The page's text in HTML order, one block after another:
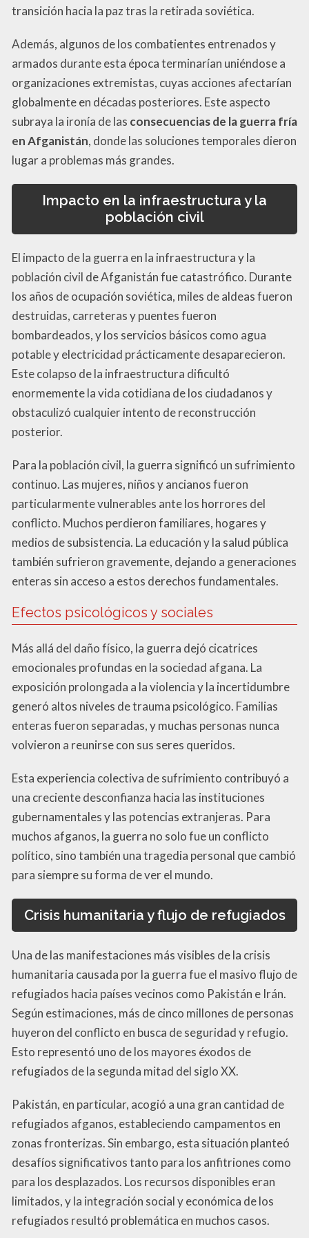
transición hacia la paz tras la retirada soviética.
Además, algunos de los combatientes entrenados y
armados durante esta época terminarían uniéndose a
organizaciones extremistas, cuyas acciones afectarían
globalmente en décadas posteriores. Este aspecto
subraya la ironía de las consecuencias de la guerra fría
en Afganistán, donde las soluciones temporales dieron
lugar a problemas más grandes.
Impacto en la infraestructura y la
población civil
El impacto de la guerra en la infraestructura y la
población civil de Afganistán fue catastrófico. Durante
los años de ocupación soviética, miles de aldeas fueron
destruidas, carreteras y puentes fueron
bombardeados, y los servicios básicos como agua
potable y electricidad prácticamente desaparecieron.
Este colapso de la infraestructura dificultó
enormemente la vida cotidiana de los ciudadanos y
obstaculizó cualquier intento de reconstrucción
posterior.
Para la población civil, la guerra significó un sufrimiento
continuo. Las mujeres, niños y ancianos fueron
particularmente vulnerables ante los horrores del
conflicto. Muchos perdieron familiares, hogares y
medios de subsistencia. La educación y la salud pública
también sufrieron gravemente, dejando a generaciones
enteras sin acceso a estos derechos fundamentales.
Efectos psicológicos y sociales
Más allá del daño físico, la guerra dejó cicatrices
emocionales profundas en la sociedad afgana. La
exposición prolongada a la violencia y la incertidumbre
generó altos niveles de trauma psicológico. Familias
enteras fueron separadas, y muchas personas nunca
volvieron a reunirse con sus seres queridos.
Esta experiencia colectiva de sufrimiento contribuyó a
una creciente desconfianza hacia las instituciones
gubernamentales y las potencias extranjeras. Para
muchos afganos, la guerra no solo fue un conflicto
político, sino también una tragedia personal que cambió
para siempre su forma de ver el mundo.
Crisis humanitaria y flujo de refugiados
Una de las manifestaciones más visibles de la crisis
humanitaria causada por la guerra fue el masivo flujo de
refugiados hacia países vecinos como Pakistán e Irán.
Según estimaciones, más de cinco millones de personas
huyeron del conflicto en busca de seguridad y refugio.
Esto representó uno de los mayores éxodos de
refugiados de la segunda mitad del siglo XX.
Pakistán, en particular, acogió a una gran cantidad de
refugiados afganos, estableciendo campamentos en
zonas fronterizas. Sin embargo, esta situación planteó
desafíos significativos tanto para los anfitriones como
para los desplazados. Los recursos disponibles eran
limitados, y la integración social y económica de los
refugiados resultó problemática en muchos casos.